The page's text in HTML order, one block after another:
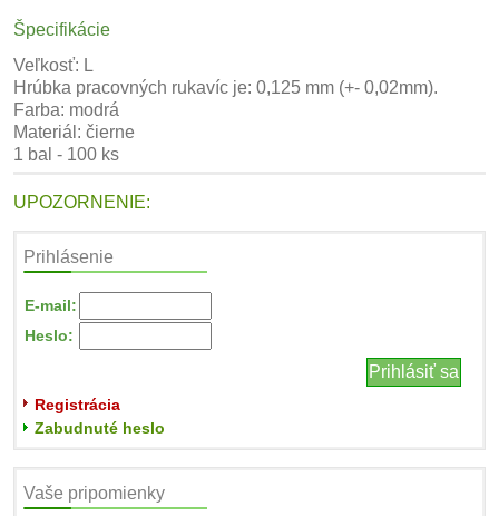
Špecifikácie
Veľkosť: L
Hrúbka pracovných rukavíc je: 0,125 mm (+- 0,02mm).
Farba: modrá
Materiál: čierne
1 bal - 100 ks
UPOZORNENIE:
Prihlásenie
E-mail:
Heslo:
Registrácia
Zabudnuté heslo
Vaše pripomienky